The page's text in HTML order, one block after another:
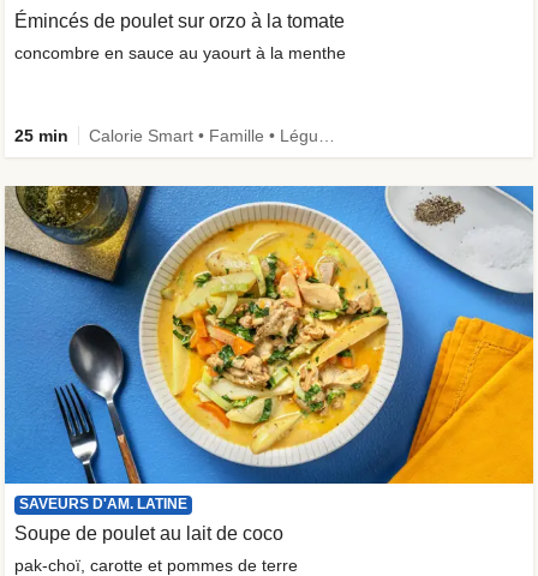
Émincés de poulet sur orzo à la tomate
concombre en sauce au yaourt à la menthe
25 min
SAVEURS D'AM. LATINE
Soupe de poulet au lait de coco
pak-choï, carotte et pommes de terre